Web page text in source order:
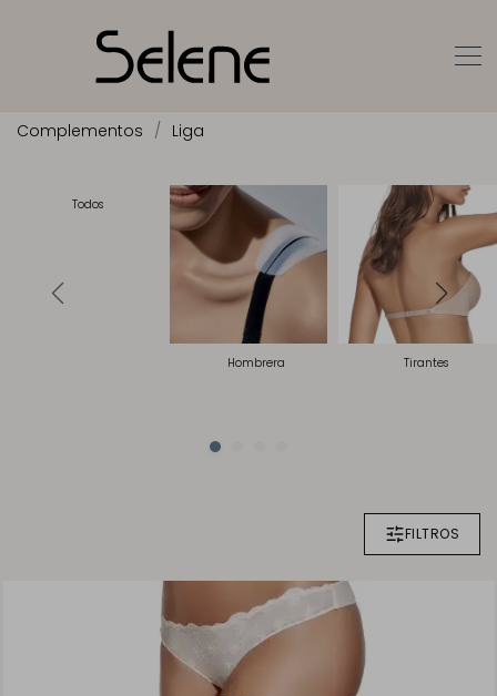
Complementos Liga
Todos
Hombrera Tirantes
FILTROS